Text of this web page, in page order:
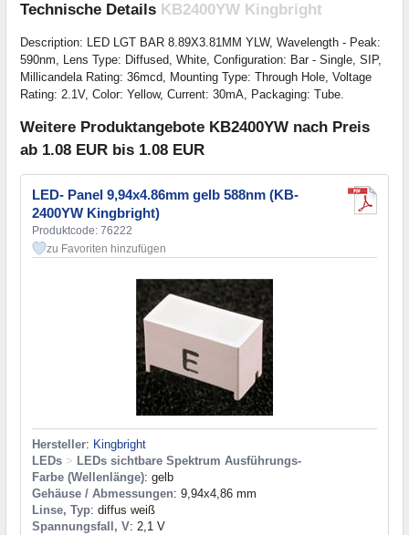
Technische Details KB2400YW Kingbright
Description: LED LGT BAR 8.89X3.81MM YLW, Wavelength - Peak:
590nm, Lens Type: Diffused, White, Configuration: Bar - Single, SIP,
Millicandela Rating: 36mcd, Mounting Type: Through Hole, Voltage
Rating: 2.1V, Color: Yellow, Current: 30mA, Packaging: Tube.
Weitere Produktangebote KB2400YW nach Preis
ab 1.08 EUR bis 1.08 EUR
LED- Panel 9,94x4.86mm gelb 588nm (KB-
2400YW Kingbright)
Produktcode: 76222
zu Favoriten hinzufügen
Hersteller: Kingbright
LEDs > LEDs sichtbare Spektrum Ausführungs-
Farbe (Wellenlänge): gelb
Gehäuse / Abmessungen: 9,94x4,86 mm
Linse, Typ: diffus weiß
Spannungsfall, V: 2,1 V